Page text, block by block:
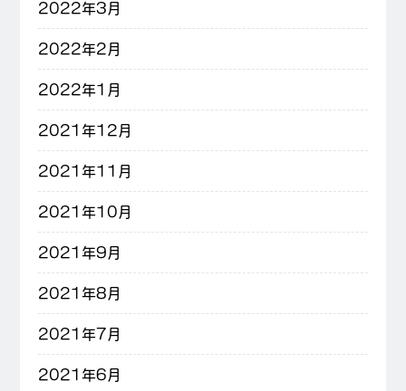
2022年3月
2022年2月
2022年1月
2021年12月
2021年11月
2021年10月
2021年9月
2021年8月
2021年7月
2021年6月